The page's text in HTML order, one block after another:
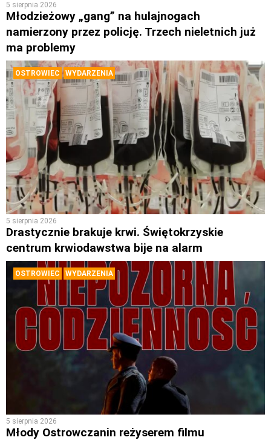
5 sierpnia 2026
Młodzieżowy „gang” na hulajnogach
namierzony przez policję. Trzech nieletnich już
ma problemy
OSTROWIEC WYDARZENIA
5 sierpnia 2026
Drastycznie brakuje krwi. Świętokrzyskie
centrum krwiodawstwa bije na alarm
OSTROWIEC WYDARZENIA
5 sierpnia 2026
Młody Ostrowczanin reżyserem filmu